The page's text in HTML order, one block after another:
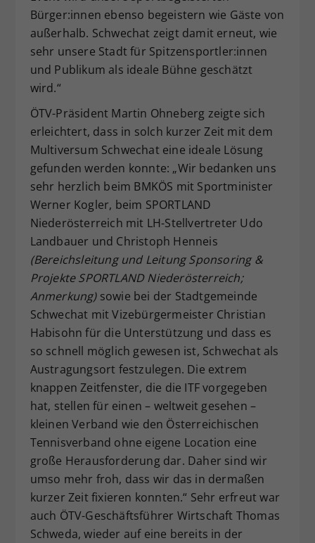
Bürger:innen ebenso begeistern wie Gäste von
außerhalb. Schwechat zeigt damit erneut, wie
sehr unsere Stadt für Spitzensportler:innen
und Publikum als ideale Bühne geschätzt
wird.“
ÖTV-Präsident Martin Ohneberg zeigte sich
erleichtert, dass in solch kurzer Zeit mit dem
Multiversum Schwechat eine ideale Lösung
gefunden werden konnte: „Wir bedanken uns
sehr herzlich beim BMKÖS mit Sportminister
Werner Kogler, beim SPORTLAND
Niederösterreich mit LH-Stellvertreter Udo
Landbauer und Christoph Henneis
(Bereichsleitung und Leitung Sponsoring &
Projekte SPORTLAND Niederösterreich;
Anmerkung)sowie bei der Stadtgemeinde
Schwechat mit Vizebürgermeister Christian
Habisohn für die Unterstützung und dass es
so schnell möglich gewesen ist, Schwechat als
Austragungsort festzulegen. Die extrem
knappen Zeitfenster, die die ITF vorgegeben
hat, stellen für einen – weltweit gesehen –
kleinen Verband wie den Österreichischen
Tennisverband ohne eigene Location eine
große Herausforderung dar. Daher sind wir
umso mehr froh, dass wir das in dermaßen
kurzer Zeit fixieren konnten.“ Sehr erfreut war
auch ÖTV-Geschäftsführer Wirtschaft Thomas
Schweda, wieder auf eine bereits in der